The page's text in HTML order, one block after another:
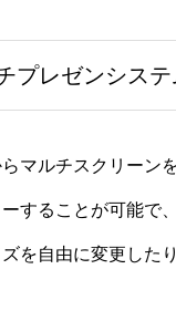
プレゼンシステ
マルチスクリーン
することが可能で
を自由に変更した